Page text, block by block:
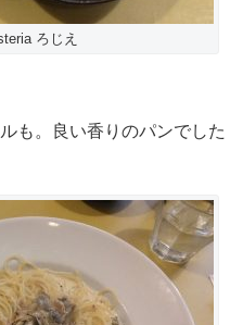
ろじえ
も。良い香りのパンでした